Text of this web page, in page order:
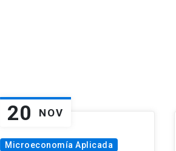
20 NOV
Microeconomía Aplicada